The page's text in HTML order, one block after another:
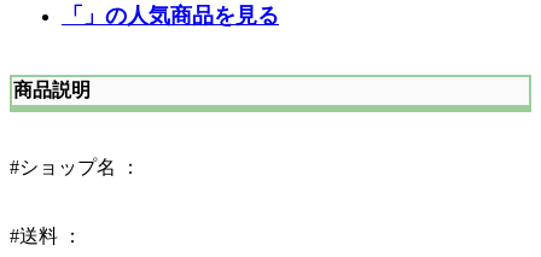
「」の人気商品を見る
商品説明
#ショップ名 ：
#送料 ：